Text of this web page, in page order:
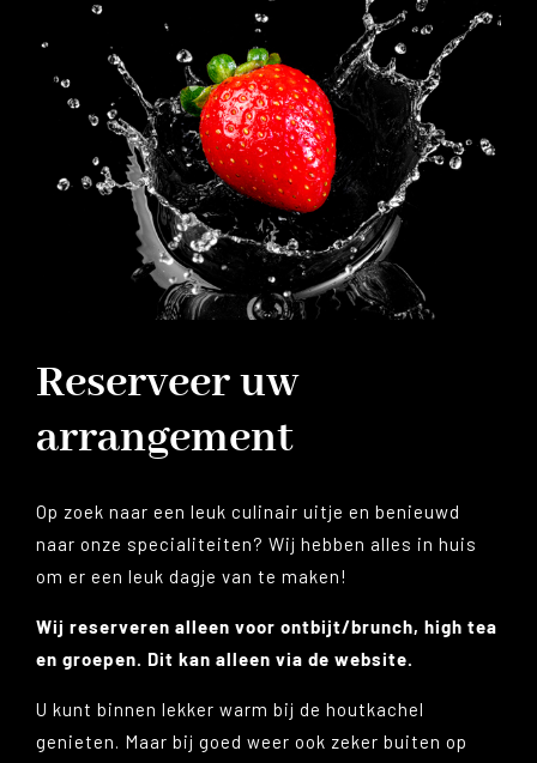
Reserveer uw
arrangement
Op zoek naar een leuk culinair uitje en benieuwd
naar onze specialiteiten? Wij hebben alles in huis
om er een leuk dagje van te maken!
Wij reserveren alleen voor ontbijt/brunch, high tea
en groepen. Dit kan alleen via de website.
U kunt binnen lekker warm bij de houtkachel
genieten. Maar bij goed weer ook zeker buiten op